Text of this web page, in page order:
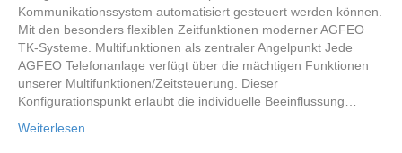
Kommunikationssystem automatisiert gesteuert werden können.
Mit den besonders flexiblen Zeitfunktionen moderner AGFEO
TK-Systeme. Multifunktionen als zentraler Angelpunkt Jede
AGFEO Telefonanlage verfügt über die mächtigen Funktionen
unserer Multifunktionen/Zeitsteuerung. Dieser
Konfigurationspunkt erlaubt die individuelle Beeinflussung…
Weiterlesen